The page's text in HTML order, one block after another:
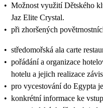
• Možnost využití Dětského
Jaz Elite Crystal.
• při zhoršených
• středomořská ala carte
• pořádání a organizace
hotelu a jejich realizace
• pro vycestování do Egypta
• konkrétní informace ke